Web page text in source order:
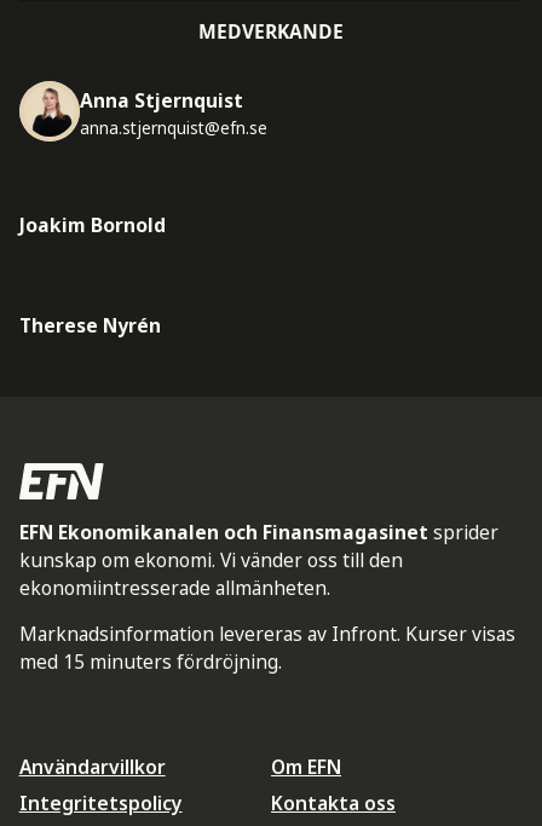
MEDVERKANDE
Anna Stjernquist
anna.stjernquist@efn.se
Joakim Bornold
Therese Nyrén
EFN Ekonomikanalen och Finansmagasinet sprider
kunskap om ekonomi. Vi vänder oss till den
ekonomiintresserade allmänheten.
Marknadsinformation levereras av Infront. Kurser visas
med 15 minuters fördröjning.
Användarvillkor
Integritetspolicy
Om EFN
Kontakta oss